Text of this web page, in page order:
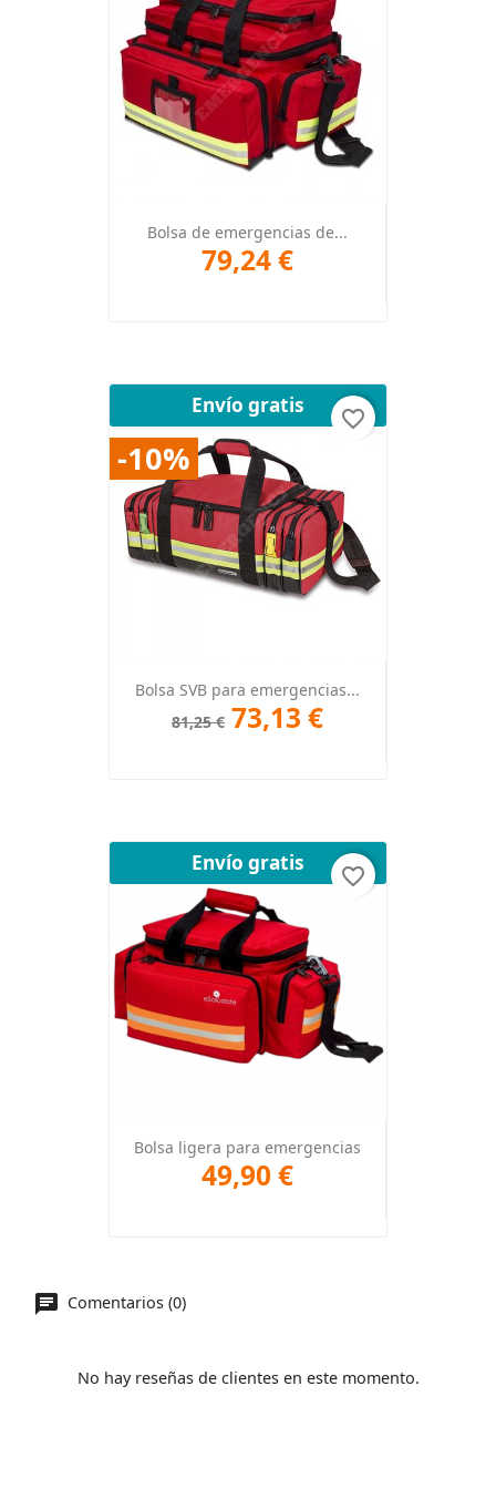
Bolsa de emergencias de...
79,24 €
Bolsa SVB para emergencias...
81,25 € 73,13 €
Envío gratis
-10%
favorite_border
Bolsa ligera para emergencias
49,90 €
Envío gratis
favorite_border
Comentarios (0)
No hay reseñas de clientes en este momento.